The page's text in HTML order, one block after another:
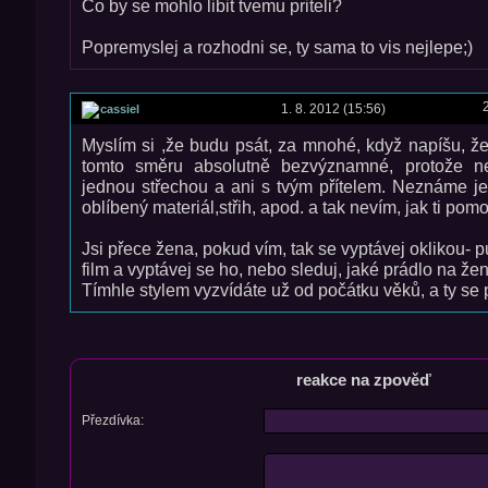
Co by se mohlo libit tvemu priteli?
Popremyslej a rozhodni se, ty sama to vis nejlepe;)
cassiel 1. 8. 2012 (15:56)
Myslím si ,že budu psát, za mnohé, když napíšu,
tomto směru absolutně bezvýznamné, protože
jednou střechou a ani s tvým přítelem. Neznáme
oblíbený materiál,střih, apod. a tak nevím, jak ti
Jsi přece žena, pokud vím, tak se vyptávej oklikou-
film a vyptávej se ho, nebo sleduj, jaké prádlo na
Tímhle stylem vyzvídáte už od počátku věků, a ty se
reakce na zpověď
Přezdívka: